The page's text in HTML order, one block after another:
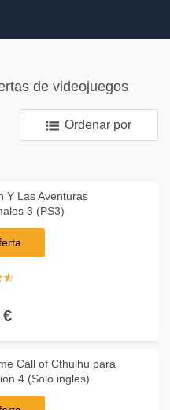
de videojuegos
Ordenar por
Y Las Aventuras
3 (PS3)
☆
★
€
Call of Cthulhu para
4 (Solo ingles)